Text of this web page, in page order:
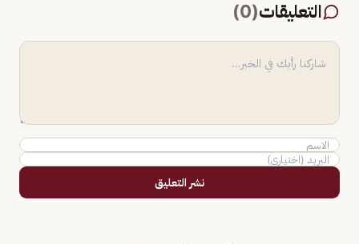
التعليقات(
0
)
نشر التعليق